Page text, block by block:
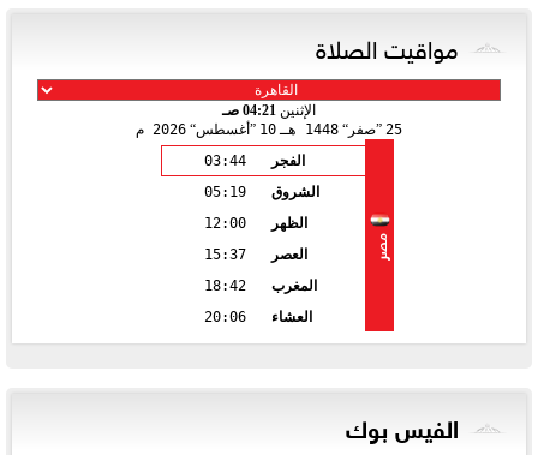
مواقيت الصلاة
الإثنين 04:21 صـ
25 صفر 1448 هـ 10 أغسطس 2026 م
مصر
الفجر
03:44
الشروق
05:19
الظهر
12:00
العصر
15:37
المغرب
18:42
العشاء
20:06
الفيس بوك